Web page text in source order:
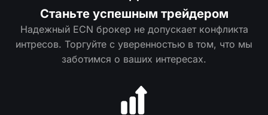
Станьте успешным трейдером
Надежный ECN брокер не допускает конфликта
интресов. Торгуйте с уверенностью в том, что мы
заботимся о ваших интересах.